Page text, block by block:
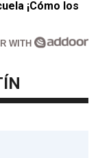
¡Cómo los
WITH